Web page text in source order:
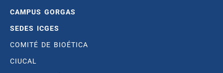
CAMPUS GORGAS
SEDES ICGES
COMITÉ DE BIOÉTICA
CIUCAL